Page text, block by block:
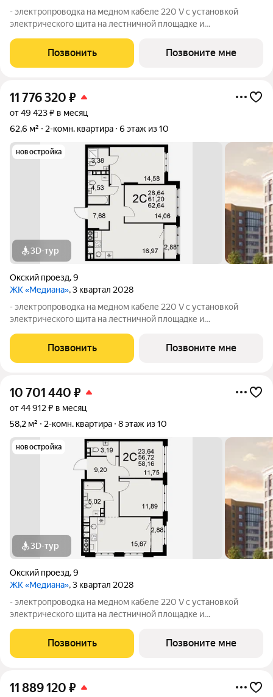
- электропроводка на медном кабеле 220 V с установкой
электрического щита на лестничной площадке и
стен, кроме стен лоджий, откосов дверных и оконных
проемов, ниш прохождения стояков
Позвонить Позвоните мне
11 776 320 ₽
от 49 423 ₽ в месяц
62,6 м²
2-комн. квартира 6 этаж из 10
новостройка
3D-тур
Окский проезд,9
ЖК «Медиана», 3 квартал 2028
- электропроводка на медном кабеле 220 V с установкой
электрического щита на лестничной площадке и
стен, кроме стен лоджий, откосов дверных и оконных
проемов, ниш прохождения стояков
Позвонить Позвоните мне
10 701 440 ₽
от 44 912 ₽ в месяц
58,2 м²
2-комн. квартира 8 этаж из 10
новостройка
3D-тур
Окский проезд,9
ЖК «Медиана», 3 квартал 2028
- электропроводка на медном кабеле 220 V с установкой
электрического щита на лестничной площадке и
стен, кроме стен лоджий, откосов дверных и оконных
проемов, ниш прохождения стояков
Позвонить Позвоните мне
11 889 120 ₽